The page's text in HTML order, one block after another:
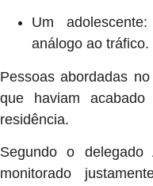
Um
análogo ao tráfico.
Pessoas abordadas
que haviam
residência.
Segundo o
monitorado